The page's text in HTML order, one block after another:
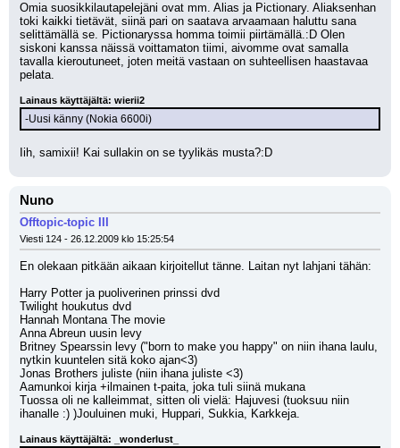
Omia suosikkilautapelejäni ovat mm. Alias ja Pictionary. Aliaksenhan
toki kaikki tietävät, siinä pari on saatava arvaamaan haluttu sana
selittämällä se. Pictionaryssa homma toimii piirtämällä.:D Olen
siskoni kanssa näissä voittamaton tiimi, aivomme ovat samalla
tavalla kieroutuneet, joten meitä vastaan on suhteellisen haastavaa
pelata.
Lainaus käyttäjältä: wierii2
-Uusi känny (Nokia 6600i)
Iih, samixii! Kai sullakin on se tyylikäs musta?:D
Nuno
Offtopic-topic III
Viesti 124 - 26.12.2009 klo 15:25:54
En olekaan pitkään aikaan kirjoitellut tänne. Laitan nyt lahjani tähän:
Harry Potter ja puoliverinen prinssi dvd
Twilight houkutus dvd
Hannah Montana The movie
Anna Abreun uusin levy
Britney Spearssin levy ("born to make you happy" on niin ihana laulu,
nytkin kuuntelen sitä koko ajan<3)
Jonas Brothers juliste (niin ihana juliste <3)
Aamunkoi kirja +ilmainen t-paita, joka tuli siinä mukana
Tuossa oli ne kalleimmat, sitten oli vielä: Hajuvesi (tuoksuu niin
ihanalle :) )Jouluinen muki, Huppari, Sukkia, Karkkeja.
Lainaus käyttäjältä: _wonderlust_